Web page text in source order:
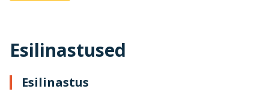
Esilinastused
Esilinastus